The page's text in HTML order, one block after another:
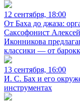
12 сентября, 18:00
От Баха до джаза:
Саксофонист
Иконникова
классики — от
13 сентября, 16:00
И. С. Бах и его
инструментах